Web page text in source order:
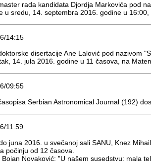
rada kandidata Djordja Markovića pod
u sredu, 14. septembra 2016. godine u
14:15
disertacije Ane Lalović pod nazivom
14. jula 2016. godine u 11 časova, na
09:55
Serbian Astronomical Journal (192)
11:59
juna 2016. u svečanoj sali SANU, Knez
počinju od 12 časova.
Bojan Novaković: "U našem susedstvu: mala